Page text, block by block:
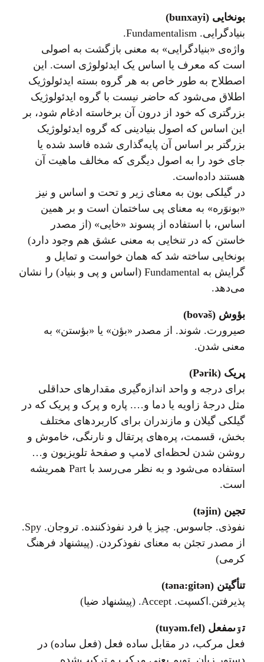
بونخایی (bunxayi)
بنیادگرایی. Fundamentalism.
واژه‌ی «بنیادگرایی» به معنی بازگشت به اصولی
است که معرف یا اساس یک ایدئولوژی است. این
اصطلاح به طور خاص به هر گروه بسته ایدئولوژیک
اطلاق می‌شود که حاضر نیست با گروه ایدئولوژیک
بزرگتری که خود از درون آن برخاسته ادغام شود، بر
این اساس که اصول بنیادینی که گروه ایدئولوژیک
بزرگتر بر اساس آن پایه‌گذاری شده فاسد شده یا
جای خود را به اصول دیگری که مخالف ماهیت آن
هستند داده‌است.
در گیلکی بون به معنای زیر و تحت و اساس و نیز
«بونوَره» به معنای پی ساختمان است و بر همین
اساس، با استفاده از پسوند «خایی» (از مصدر
خاستن که در تنخایی به معنی عشق هم وجود دارد)
بونخایی ساخته شد که همان خواست و تمایل و
گرایش به Fundamental (اساس و پی و بنیاد) را نشان
می‌دهد.
بؤوش (bovəš)
صیرورت. شوند. از مصدر «بؤن» یا «بؤستن» به
معنی شدن.
پريک (Pərik)
برای درجه و واحد اندازه‌گیری مقدارهای حداقلی
مثل درجهٔ زاویه یا دما و…. پاره و پرک و پريک که در
گیلکی گیلان و مازندران برای کاربردهای مختلف
بخش، قسمت، پره‌های پرتقال و نارنگی، خاموش و
روشن شدن لحظه‌ای لامپ و صفحهٔ تلویزیون و…
استفاده می‌شود و به نظر می‌رسد با Part همريشه
است.
تجین (təjin)
نفوذی. جاسوس. چیز یا فرد نفوذکننده. تروجان. Spy.
از مصدر تجئن به معنای نفوذ‌کردن. (پیشنهاد فرهنگ
کرمی)
تنأگیتن (təna:gitən)
پذیرفتن.اکسپت. Accept. (پیشنهاد ضیا)
تۊىمفعل (tuyəm.fel)
فعل مرکب، در مقابل ساده فعل (فعل ساده) در
دستور زبان. تویم یعنی مرکب و ترکیب‌شده.